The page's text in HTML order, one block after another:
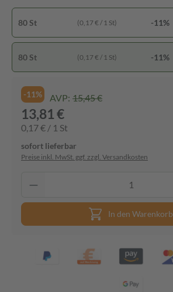
80 St (0,17 € / 1 St) -11%
80 St (0,17 € / 1 St) -11%
-11% AVP: 15,45 €
13,81 €
0,17 € / 1 St
sofort lieferbar
Preise inkl. MwSt. ggf. zzgl. Versandkosten
In den Warenkorb